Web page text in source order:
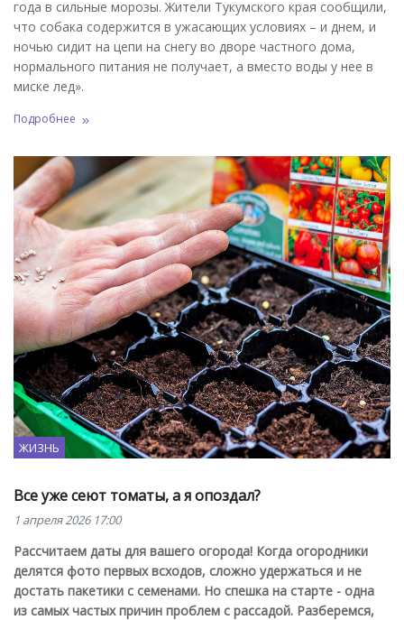
года в сильные морозы. Жители Тукумского края сообщили,
что собака содержится в ужасающих условиях – и днем, и
ночью сидит на цепи на снегу во дворе частного дома,
нормального питания не получает, а вместо воды у нее в
миске лед».
Подробнее
ЖИЗНЬ
Все уже сеют томаты, а я опоздал?
1 апреля 2026 17:00
Рассчитаем даты для вашего огорода! Когда огородники
делятся фото первых всходов, сложно удержаться и не
достать пакетики с семенами. Но спешка на старте - одна
из самых частых причин проблем с рассадой. Разберемся,